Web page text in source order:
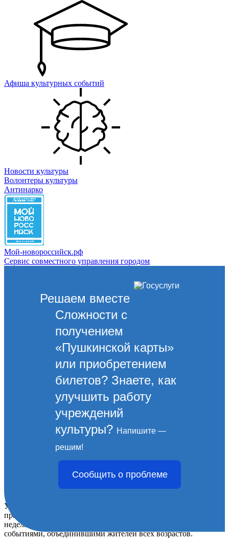
Афиша культурных событий
Новости культуры
Волонтеры культуры
Антинарко
Мой-новороссийск.рф
Сервис совместного управления городом
Решаем вместе
Сложности с
получением
«Пушкинской карты»
или приобретением
билетов? Знаете, как
улучшить работу
учреждений
культуры? Напишите —
решим!
Сообщить о проблеме
Крым и Россия — вместе
навсегда!
18 МАРТА 2026
Учреждения культуры Новороссийска стали центрами
празднования воссоединения Крыма с Россией. С начала
недели культурные площадки города наполнились яркими
событиями, объединившими жителей всех возрастов.